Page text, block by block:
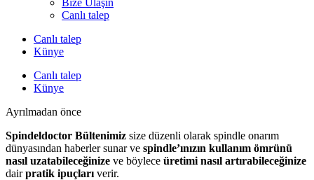
Canlı talep
Canlı talep
Künye
Canlı talep
Künye
Ayrılmadan önce
Spindeldoctor Bültenimiz size düzenli olarak spindle onarım
dünyasından haberler sunar ve spindle’ınızın kullanım ömrünü
nasıl uzatabileceğinize ve böylece üretimi nasıl artırabileceğinize
dairpratik ipuçları verir.